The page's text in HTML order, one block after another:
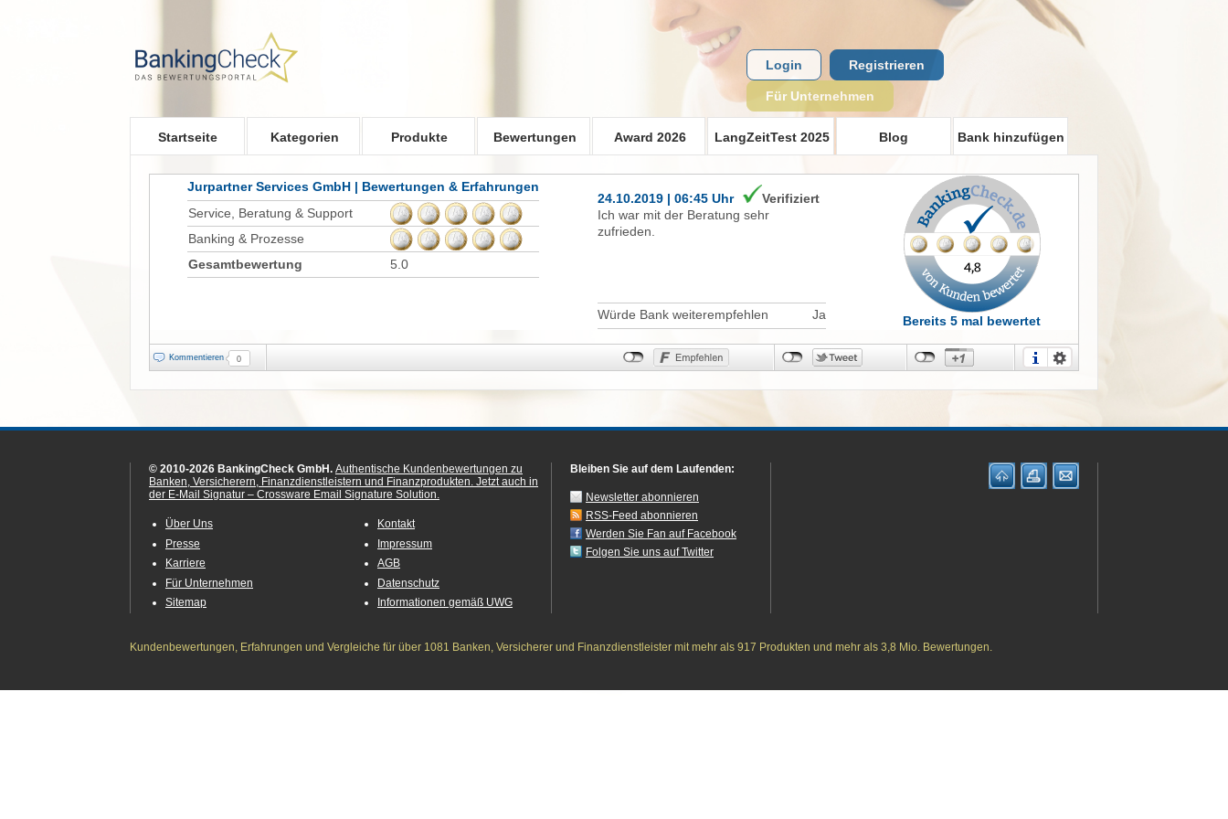
Startseite Kategorien Produkte Bewertungen Award 2026 LangZeitTest 2025 Blog Bank hinzufügen
Login Registrieren
Für Unternehmen
Jurpartner Services GmbH | Bewertungen & Erfahrungen
Service, Beratung & Support
Banking & Prozesse
Gesamtbewertung
5.0
24.10.2019 | 06:45 Uhr
Verifiziert
Ich war mit der Beratung sehr
zufrieden.
Würde Bank weiterempfehlen Ja Bereits 5 mal bewertet
Kommentieren 0
© 2010-2026 BankingCheck GmbH. Authentische Kundenbewertungen zu
Banken, Versicherern, Finanzdienstleistern und Finanzprodukten. Jetzt auch in
der E-Mail Signatur – Crossware Email Signature Solution.
Über Uns
Presse
Karriere
Für Unternehmen
Sitemap
Kontakt
Impressum
AGB
Datenschutz
Informationen gemäß UWG
Bleiben Sie auf dem Laufenden:
Newsletter abonnieren
RSS-Feed abonnieren
Werden Sie Fan auf Facebook
Folgen Sie uns auf Twitter
Kundenbewertungen, Erfahrungen und Vergleiche für über 1081 Banken, Versicherer und Finanzdienstleister mit mehr als 917 Produkten und mehr als 3,8 Mio. Bewertungen.